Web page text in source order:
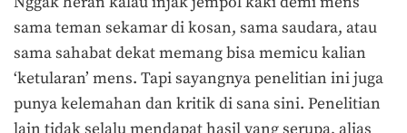
sama teman sekamar di kosan, sama saudara, atau
sama sahabat dekat memang bisa memicu kalian
‘ketularan’ mens. Tapi sayangnya penelitian ini juga
punya kelemahan dan kritik di sana sini. Penelitian